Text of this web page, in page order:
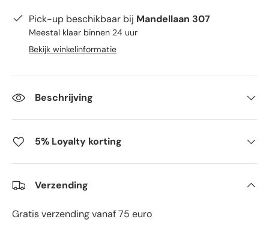
Pick-up beschikbaar bij Mandellaan 307
Meestal klaar binnen 24 uur
Bekijk winkelinformatie
Beschrijving
5% Loyalty korting
Verzending
Gratis verzending vanaf 75 euro